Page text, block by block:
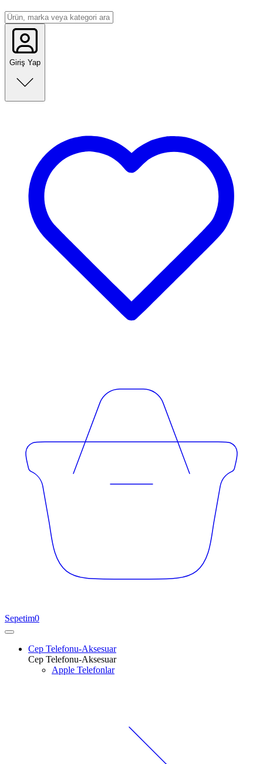
Giriş Yap
Sepetim0
Cep Telefonu-Aksesuar
Cep Telefonu-Aksesuar
Apple Telefonlar